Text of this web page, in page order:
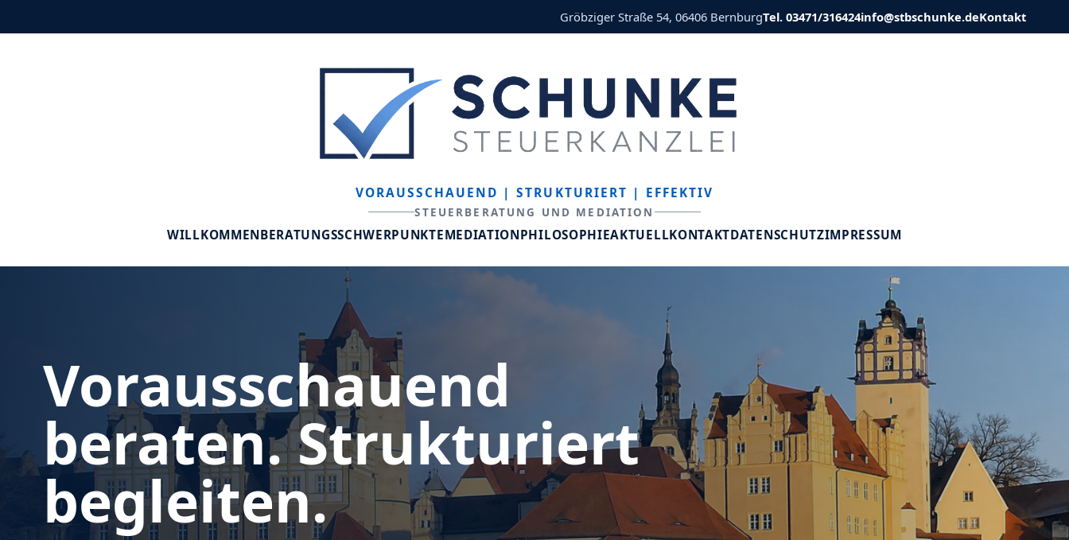
Gröbziger Straße 54, 06406 BernburgTel. 03471/316424info@stbschunke.deKontakt
VORAUSSCHAUEND | STRUKTURIERT | EFFEKTIV
STEUERBERATUNG UND MEDIATION
WILLKOMMENBERATUNGSSCHWERPUNKTEMEDIATIONPHILOSOPHIEAKTUELLKONTAKTDATENSCHUTZIMPRESSUM
Vorausschauend
beraten. Strukturiert
begleiten.